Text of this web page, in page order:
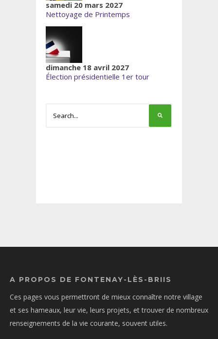
samedi 20 mars 2027
Nettoyage de Printemps
dimanche 18 avril 2027
Élection présidentielle 1er tour
A PROPOS DE FONTENAY-LÈS-BRIIS
Ces pages vous permettront de mieux connaître notre village
et ses hameaux, leur vie, leurs projets, et trouver de nombreux
renseignements de la vie courante, souvent utiles.